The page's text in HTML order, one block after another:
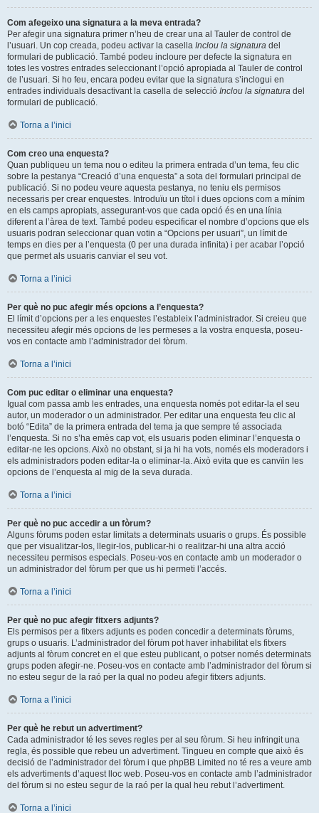
Com afegeixo una signatura a la meva entrada?
Per afegir una signatura primer n’heu de crear una al Tauler de control de
l’usuari. Un cop creada, podeu activar la casella Inclou la signatura del
formulari de publicació. També podeu incloure per defecte la signatura en
totes les vostres entrades seleccionant l’opció apropiada al Tauler de control
de l’usuari. Si ho feu, encara podeu evitar que la signatura s’inclogui en
entrades individuals desactivant la casella de selecció Inclou la signatura del
formulari de publicació.
Torna a l’inici
Com creo una enquesta?
Quan publiqueu un tema nou o editeu la primera entrada d’un tema, feu clic
sobre la pestanya “Creació d’una enquesta” a sota del formulari principal de
publicació. Si no podeu veure aquesta pestanya, no teniu els permisos
necessaris per crear enquestes. Introduïu un títol i dues opcions com a mínim
en els camps apropiats, assegurant-vos que cada opció és en una línia
diferent a l’àrea de text. També podeu especificar el nombre d’opcions que els
usuaris podran seleccionar quan votin a “Opcions per usuari”, un límit de
temps en dies per a l’enquesta (0 per una durada infinita) i per acabar l’opció
que permet als usuaris canviar el seu vot.
Torna a l’inici
Per què no puc afegir més opcions a l’enquesta?
El límit d’opcions per a les enquestes l’estableix l’administrador. Si creieu que
necessiteu afegir més opcions de les permeses a la vostra enquesta, poseu-
vos en contacte amb l’administrador del fòrum.
Torna a l’inici
Com puc editar o eliminar una enquesta?
Igual com passa amb les entrades, una enquesta només pot editar-la el seu
autor, un moderador o un administrador. Per editar una enquesta feu clic al
botó “Edita” de la primera entrada del tema ja que sempre té associada
l’enquesta. Si no s’ha emès cap vot, els usuaris poden eliminar l’enquesta o
editar-ne les opcions. Això no obstant, si ja hi ha vots, només els moderadors i
els administradors poden editar-la o eliminar-la. Això evita que es canvïin les
opcions de l’enquesta al mig de la seva durada.
Torna a l’inici
Per què no puc accedir a un fòrum?
Alguns fòrums poden estar limitats a determinats usuaris o grups. És possible
que per visualitzar-los, llegir-los, publicar-hi o realitzar-hi una altra acció
necessiteu permisos especials. Poseu-vos en contacte amb un moderador o
un administrador del fòrum per que us hi permeti l’accés.
Torna a l’inici
Per què no puc afegir fitxers adjunts?
Els permisos per a fitxers adjunts es poden concedir a determinats fòrums,
grups o usuaris. L’administrador del fòrum pot haver inhabilitat els fitxers
adjunts al fòrum concret en el que esteu publicant, o potser només determinats
grups poden afegir-ne. Poseu-vos en contacte amb l’administrador del fòrum si
no esteu segur de la raó per la qual no podeu afegir fitxers adjunts.
Torna a l’inici
Per què he rebut un advertiment?
Cada administrador té les seves regles per al seu fòrum. Si heu infringit una
regla, és possible que rebeu un advertiment. Tingueu en compte que això és
decisió de l’administrador del fòrum i que phpBB Limited no té res a veure amb
els advertiments d’aquest lloc web. Poseu-vos en contacte amb l’administrador
del fòrum si no esteu segur de la raó per la qual heu rebut l’advertiment.
Torna a l’inici